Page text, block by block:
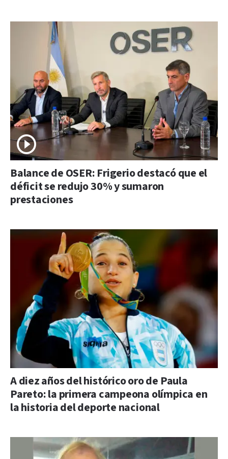
Balance de OSER: Frigerio destacó que el
déficit se redujo 30% y sumaron
prestaciones
A diez años del histórico oro de Paula
Pareto: la primera campeona olímpica en
la historia del deporte nacional